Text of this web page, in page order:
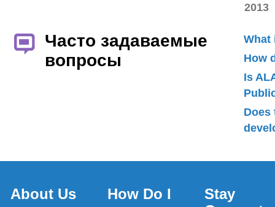
2013
Часто задаваемые
вопросы
What
How
Is
Does
About Us How Do I
Stay